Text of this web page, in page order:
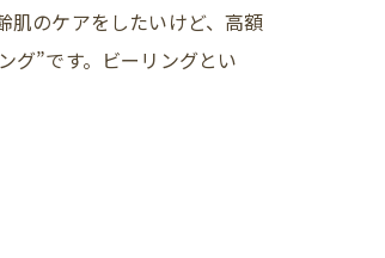
肌のケアをしたいけど、高額
グ”です。ビーリングとい